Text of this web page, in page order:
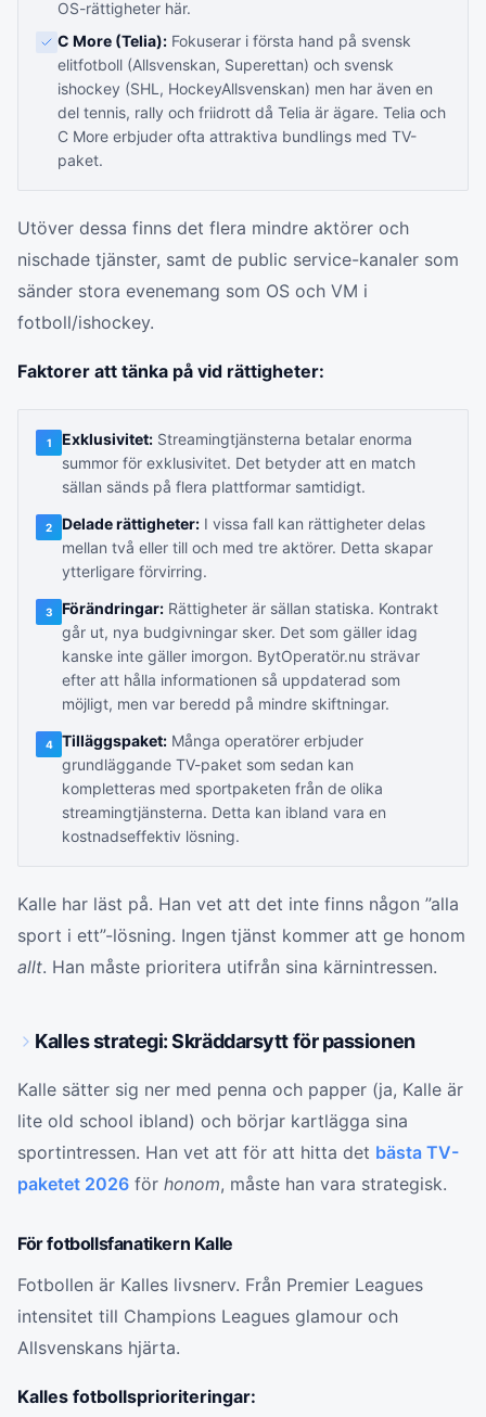
OS-rättigheter här.
C More (Telia): Fokuserar i första hand på svensk
elitfotboll (Allsvenskan, Superettan) och svensk
ishockey (SHL, HockeyAllsvenskan) men har även en
del tennis, rally och friidrott då Telia är ägare. Telia och
C More erbjuder ofta attraktiva bundlings med TV-
paket.
Utöver dessa finns det flera mindre aktörer och
nischade tjänster, samt de public service-kanaler som
sänder stora evenemang som OS och VM i
fotboll/ishockey.
Faktorer att tänka på vid rättigheter:
1 Exklusivitet: Streamingtjänsterna betalar enorma
summor för exklusivitet. Det betyder att en match
sällan sänds på flera plattformar samtidigt.
2 Delade rättigheter: I vissa fall kan rättigheter delas
mellan två eller till och med tre aktörer. Detta skapar
ytterligare förvirring.
3 Förändringar: Rättigheter är sällan statiska. Kontrakt
går ut, nya budgivningar sker. Det som gäller idag
kanske inte gäller imorgon. BytOperatör.nu strävar
efter att hålla informationen så uppdaterad som
möjligt, men var beredd på mindre skiftningar.
4 Tilläggspaket: Många operatörer erbjuder
grundläggande TV-paket som sedan kan
kompletteras med sportpaketen från de olika
streamingtjänsterna. Detta kan ibland vara en
kostnadseffektiv lösning.
Kalle har läst på. Han vet att det inte finns någon ”alla
sport i ett”-lösning. Ingen tjänst kommer att ge honom
allt. Han måste prioritera utifrån sina kärnintressen.
Kalles strategi: Skräddarsytt för passionen
Kalle sätter sig ner med penna och papper (ja, Kalle är
lite old school ibland) och börjar kartlägga sina
sportintressen. Han vet att för att hitta det bästa TV-
paketet 2026 för honom, måste han vara strategisk.
För fotbollsfanatikern Kalle
Fotbollen är Kalles livsnerv. Från Premier Leagues
intensitet till Champions Leagues glamour och
Allsvenskans hjärta.
Kalles fotbollsprioriteringar: